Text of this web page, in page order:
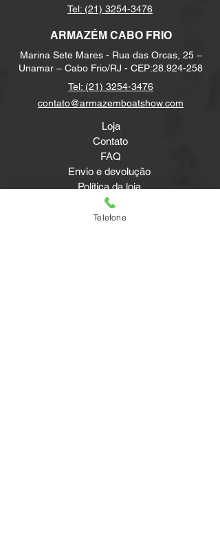
Tel: (21) 3254-3476
ARMAZÉM CABO FRIO
Marina Sete Mares - Rua das Orcas, 25 –
Unamar – Cabo Frio/RJ - CEP:28.924-258
Tel: (21) 3254-3476
contato@armazemboatshow.com
Loja
Contato
FAQ
Envio e devolução
Política da loja
Métodos de pagamento
Telefone